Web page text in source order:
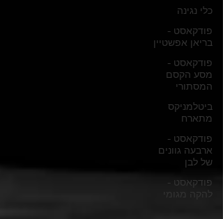
כלי נגינה
פודקאסט -
בריאן אפשטיין
פודקאסט -
מסע הקסם
המסתורי
ביטלמניקס
מתארח
פודקאסט -
ארבעה גוונים
של לבן
פודקאסט -
להקה מגומי